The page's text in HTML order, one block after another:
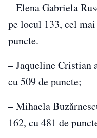
– Elena Gabriela
pe locul 133, cel
puncte.
– Jaqueline Cristian
cu 509 de puncte;
– Mihaela
162, cu 481 de